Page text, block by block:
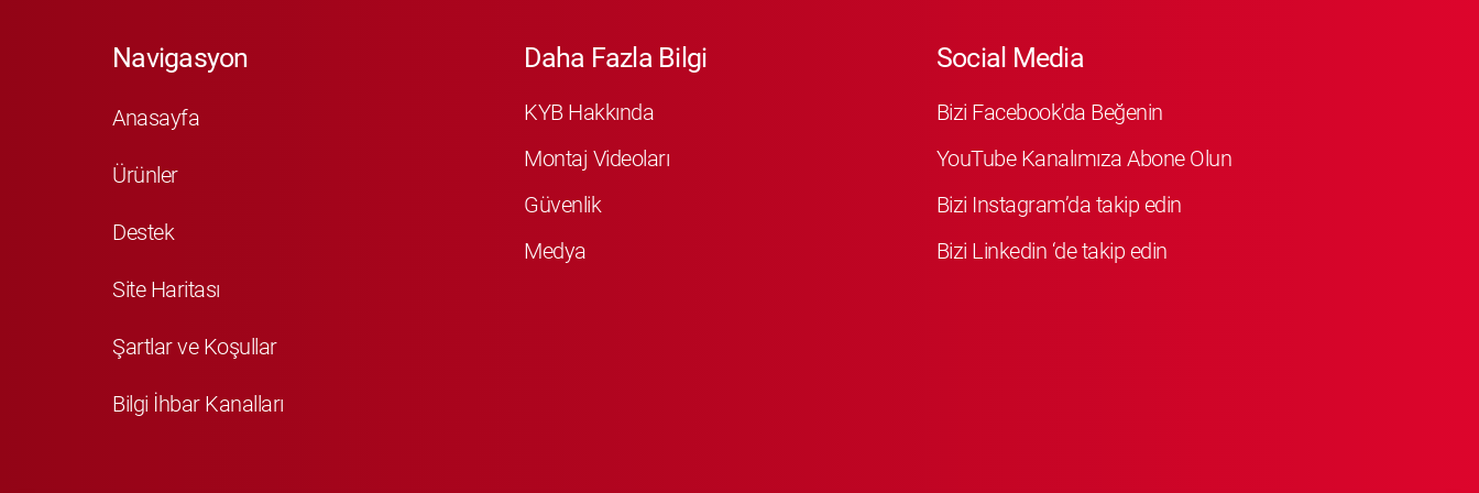
Navigasyon
Anasayfa
Ürünler
Destek
Site Haritası
Şartlar ve Koşullar
Bilgi İhbar Kanalları
Daha Fazla Bilgi
KYB Hakkında
Montaj Videoları
Güvenlik
Medya
Social Media
Bizi Facebook'da Beğenin
YouTube Kanalımıza Abone Olun
Bizi Instagram’da takip edin
Bizi Linkedin ‘de takip edin